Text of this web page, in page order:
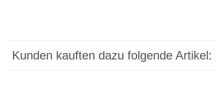
Kunden kauften dazu folgende Artikel: